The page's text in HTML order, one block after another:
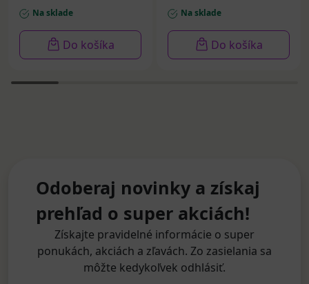
Na sklade
Do košíka
Na sklade
Do košíka
Odoberaj novinky a získaj
prehľad o super akciách!
Získajte pravidelné informácie o super
ponukách, akciách a zľavách. Zo zasielania sa
môžte kedykoľvek odhlásiť.